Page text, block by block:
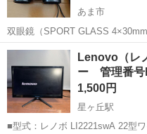
あま市
双眼鏡（SPORT GLASS
劇用） 中古です。
愛知 あま市 望遠鏡、顕
Lenovo（レ
ー 管理番号
1,500円
星ヶ丘駅
■型式：レノボ LI2221swA 22型